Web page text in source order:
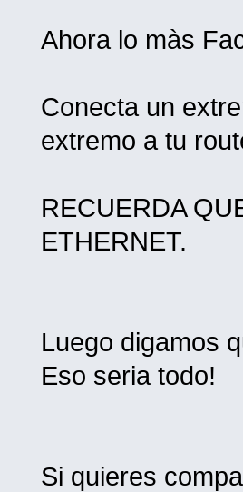
Ahora lo màs
Conecta un
extremo a tu
RECUERDA
ETHERNET.
Luego digamos
Eso seria todo!
Si quieres